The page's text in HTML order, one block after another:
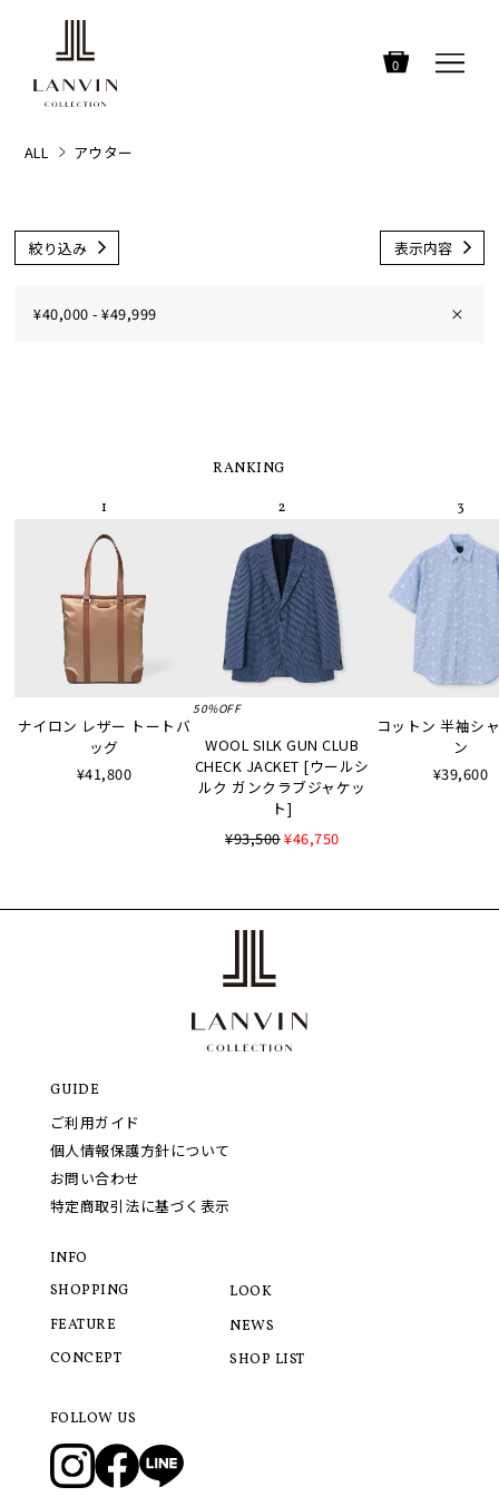
0
ALL アウター
絞り込み 表示内容
¥40,000 - ¥49,999 ×
RANKING
ナイロン レザー トートバ
ッグ
¥41,800
50%OFF
WOOL SILK GUN CLUB
CHECK JACKET [ウールシ
ルク ガンクラブジャケッ
ト]
¥93,500¥46,750
コットン 半袖シ
ン
¥39,600
GUIDE
ご利用ガイド
個人情報保護方針について
お問い合わせ
特定商取引法に基づく表示
INFO
SHOPPING
FEATURE
CONCEPT
LOOK
NEWS
SHOP LIST
FOLLOW US